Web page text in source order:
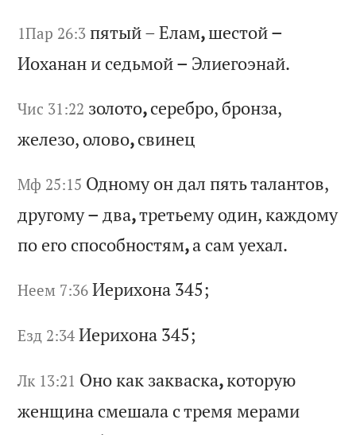
1Пар 26:3 пятый–Елам,шестой–
Иоханан и седьмой– Элиегоэнай.
Чис 31:22 золото,серебро, бронза,
железо, олово,свинец
Мф 25:15 Одномуондал пятьталантов,
другому– два,третьемуодин, каждому
по его способностям,а самуехал.
Неем 7:36 Иерихона 345;
Езд 2:34 Иерихона 345;
Лк 13:21 Оно как закваска,которую
женщина смешала стремямерами